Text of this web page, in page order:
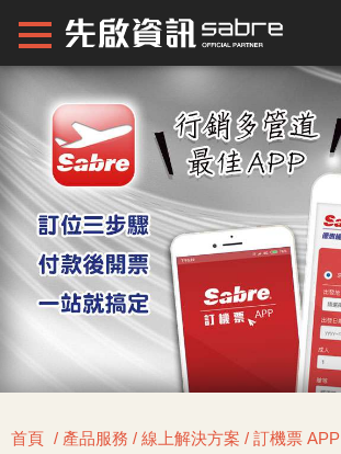
首頁 / 產品服務 / 線上解決方案 / 訂機票 APP